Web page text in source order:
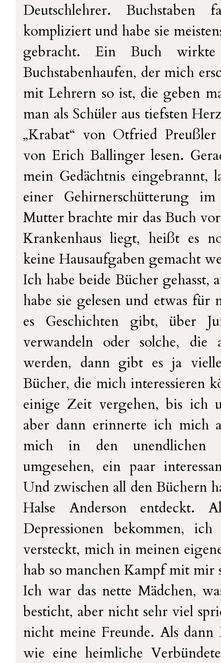
Deutschlehrer.
kompliziert und habe sie
gebracht. Ein Buch
Buchstabenhaufen, der mich
mit Lehrern so ist, die geben
man als Schüler aus tiefsten
„Krabat“ von Otfried Preußler
von Erich Ballinger lesen.
mein Gedächtnis eingebrannt,
einer Gehirnerschütterung
Mutter brachte mir das Buch
Krankenhaus liegt, heißt es
keine Hausaufgaben gemacht
Ich habe beide Bücher gehasst,
habe sie gelesen und etwas
es Geschichten gibt, über
verwandeln oder solche, die
werden, dann gibt es ja
Bücher, die mich interessieren
einige Zeit vergehen, bis ich
aber dann erinnerte ich mich
mich in den unendlichen
umgesehen, ein paar
Und zwischen all den Büchern
Halse Anderson entdeckt.
Depressionen bekommen,
versteckt, mich in meinen
hab so manchen Kampf mit mir
Ich war das nette Mädchen,
besticht, aber nicht sehr viel
nicht meine Freunde. Als
wie eine heimliche